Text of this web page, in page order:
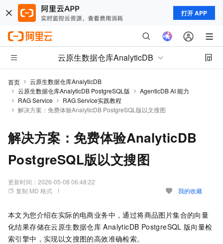
打开 APP
云原生数据仓库AnalyticDB
首页
云原生数据仓库AnalyticDB
云原生数据仓库AnalyticDB PostgreSQL版
AgenticDB AI 能力
RAG Service
RAG Service实践教程
解决方案：免费体验AnalyticDB PostgreSQL版以文搜图
解决方案：免费体验AnalyticDB
PostgreSQL版以文搜图
更新时间： 2026-05-08 06:48:22
复制 MD 格式
我的收藏
本文为您介绍在实际的电商业务中，通过将商品图片集合的向量
化结果存储在云原生数据仓库 AnalyticDB PostgreSQL 版向量检
索引擎中，实现以文搜图的高效准确检索。